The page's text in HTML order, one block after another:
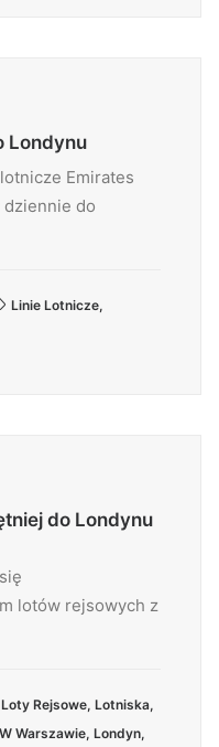
Londynu
Emirates
dziennie do
Linie Lotnicze,
do Londynu
lotów rejsowych z
Loty Rejsowe, Lotniska,
Warszawie, Londyn,